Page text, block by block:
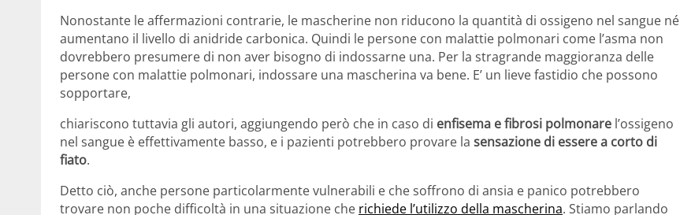
Nonostante le affermazioni contrarie, le mascherine non riducono la quantità di ossigeno nel sangue né
aumentano il livello di anidride carbonica. Quindi le persone con malattie polmonari come l’asma non
dovrebbero presumere di non aver bisogno di indossarne una. Per la stragrande maggioranza delle
persone con malattie polmonari, indossare una mascherina va bene. E’ un lieve fastidio che possono
sopportare,
chiariscono tuttavia gli autori, aggiungendo però che in caso di enfisema e fibrosi polmonare l’ossigeno
nel sangue è effettivamente basso, e i pazienti potrebbero provare la sensazione di essere a corto di
fiato.
Detto ciò, anche persone particolarmente vulnerabili e che soffrono di ansia e panico potrebbero
trovare non poche difficoltà in una situazione che richiede l’utilizzo della mascherina. Stiamo parlando